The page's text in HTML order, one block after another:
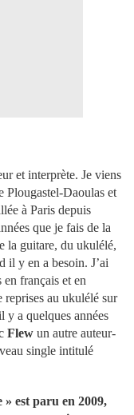
et interprète. Je viens
Plougastel-Daoulas et
à Paris depuis
que je fais de la
la guitare, du ukulélé,
il y en a besoin. J’ai
français et en
reprises au ukulélé sur
y a quelques années
Flew un autre auteur-
single intitulé
est paru en 2009,